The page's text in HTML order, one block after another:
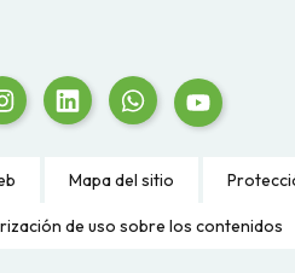
Mapa del sitio
de uso sobre los contenidos